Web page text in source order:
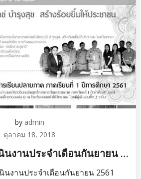
by admin
ตุลาคม 18, 2018
นงานประจำเดือนกันยายน …
นงานประจำเดือนกันยายน 2561